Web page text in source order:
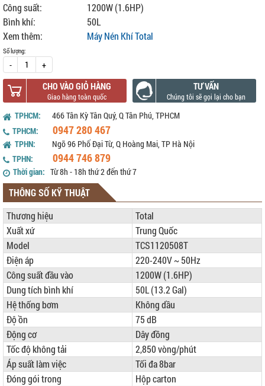
Công suất:
1200W (1.6HP)
Bình khí:
50L
Xem thêm:
Máy Nén Khí Total
Số lượng:
- +
CHO VÀO GIỎ HÀNG TƯ VẤN
TPHCM:
466 Tân Kỳ Tân Quý, Q Tân Phú, TPHCM
TPHCM:
0947 280 467
TPHN:
Ngõ 96 Phố Đại Từ, Q Hoàng Mai, TP Hà Nội
TPHN:
0944 746 879
Thời gian: Từ 8h - 18h thứ 2 đến thứ 7
THÔNG SỐ KỸ THUẬT
Thương hiệu
Total
Xuất xứ
Trung Quốc
Model
TCS1120508T
Điện áp
220-240V ~ 50Hz
Công suất đầu vào
1200W (1.6HP)
Dung tích bình khí
50L (13.2 Gal)
Hệ thống bơm
Không dầu
Độ ồn
75 dB
Động cơ
Dây đồng
Tốc độ không tải
2,850 vòng/phút
Áp suất làm việc
Tối đa 8bar
Đóng gói trong
Hộp carton